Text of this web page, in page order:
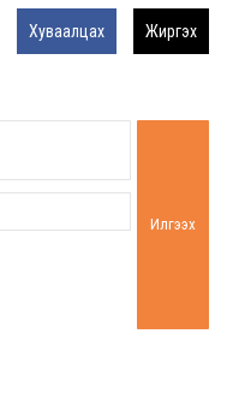
Хуваалцах Жиргэх
Илгээх